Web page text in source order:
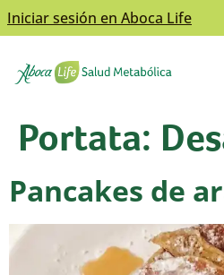
Iniciar sesión en Aboca Life
Portata:
Pancakes de